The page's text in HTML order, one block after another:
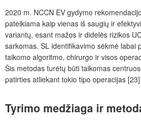
2020 m. NCCN EV gydymo
pateikiama kaip vienas iš saugių ir
variantų, esant mažos ir didelės rizikos
sarkomas. SL identifikavimo sėkmė labai
taikomo algoritmo, chirurgo ir visos
Šis metodas turėtų būti taikomas
patirties atliekant tokio tipo operacijas [23].
Tyrimo medžiaga ir